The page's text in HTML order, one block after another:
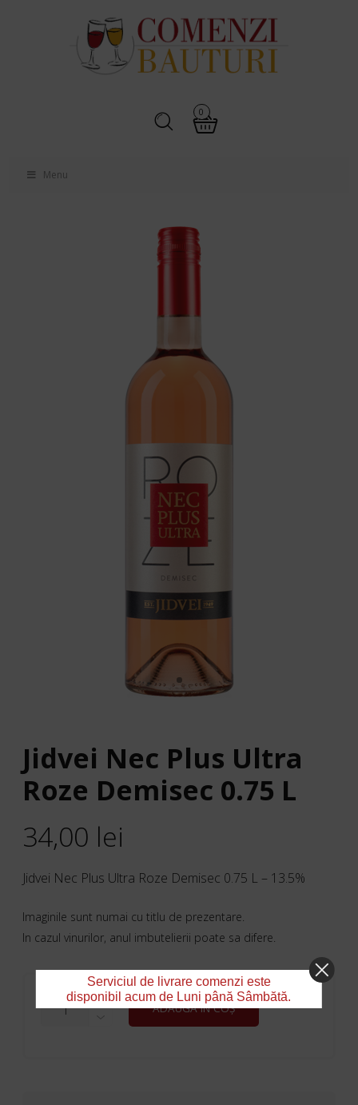
0
Menu
Jidvei Nec Plus Ultra
Roze Demisec 0.75 L
34,00 lei
Jidvei Nec Plus Ultra Roze Demisec 0.75 L – 13.5%
Imaginile sunt numai cu titlu de prezentare.
In cazul vinurilor, anul imbutelierii poate sa difere.
CANTITATE
JIDVEI
ADAUGĂ ÎN COȘ
Serviciul de livrare comenzi este
disponibil acum de Luni până Sâmbătă.